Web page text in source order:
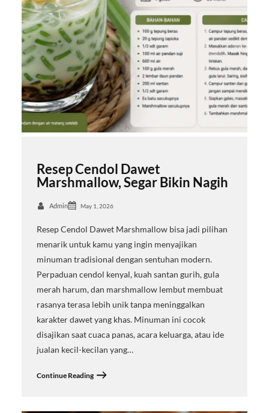
Resep Cendol Dawet
Marshmallow, Segar Bikin Nagih
Admin May 1, 2026
Resep Cendol Dawet Marshmallow bisa jadi pilihan
menarik untuk kamu yang ingin menyajikan
minuman tradisional dengan sentuhan modern.
Perpaduan cendol kenyal, kuah santan gurih, gula
merah harum, dan marshmallow lembut membuat
rasanya terasa lebih unik tanpa meninggalkan
karakter dawet yang khas. Minuman ini cocok
disajikan saat cuaca panas, acara keluarga, atau ide
jualan kecil-kecilan yang…
Continue Reading